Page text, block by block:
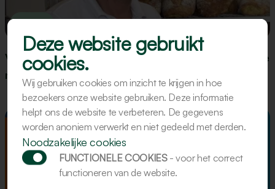
Van bakker tot bakkerijdeskundige: de man achter de
machine
Deze website gebruikt
cookies.
Wij gebruiken cookies om inzicht te krijgen in hoe
bezoekers onze website gebruiken. Deze informatie
helpt ons de website te verbeteren. De gegevens
worden anoniem verwerkt en niet gedeeld met derden.
Noodzakelijke cookies
FUNCTIONELE COOKIES - voor het correct
functioneren van de website.